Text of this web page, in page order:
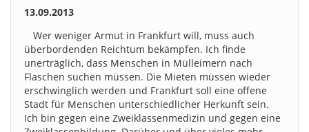
13.09.2013
Wer weniger Armut in Frankfurt will, muss auch
überbordenden Reichtum bekämpfen. Ich finde
unerträglich, dass Menschen in Mülleimern nach
Flaschen suchen müssen. Die Mieten müssen wieder
erschwinglich werden und Frankfurt soll eine offene
Stadt für Menschen unterschiedlicher Herkunft sein.
Ich bin gegen eine Zweiklassenmedizin und gegen eine